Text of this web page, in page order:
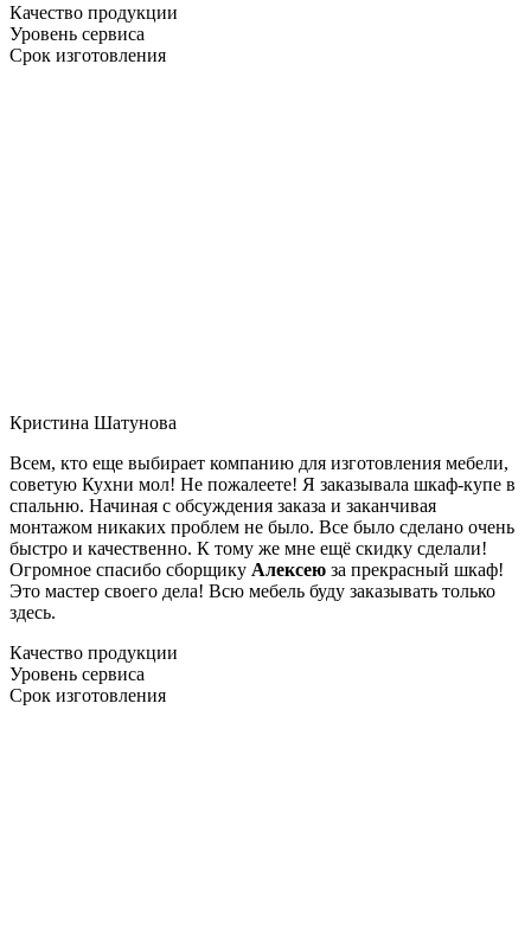
Качество продукции
Уровень сервиса
Срок изготовления
Кристина Шатунова
Всем, кто еще выбирает компанию для изготовления мебели,
советую Кухни мол! Не пожалеете! Я заказывала шкаф-купе в
спальню. Начиная с обсуждения заказа и заканчивая
монтажом никаких проблем не было. Все было сделано очень
быстро и качественно. К тому же мне ещё скидку сделали!
Огромное спасибо сборщику Алексею за прекрасный шкаф!
Это мастер своего дела! Всю мебель буду заказывать только
здесь.
Качество продукции
Уровень сервиса
Срок изготовления